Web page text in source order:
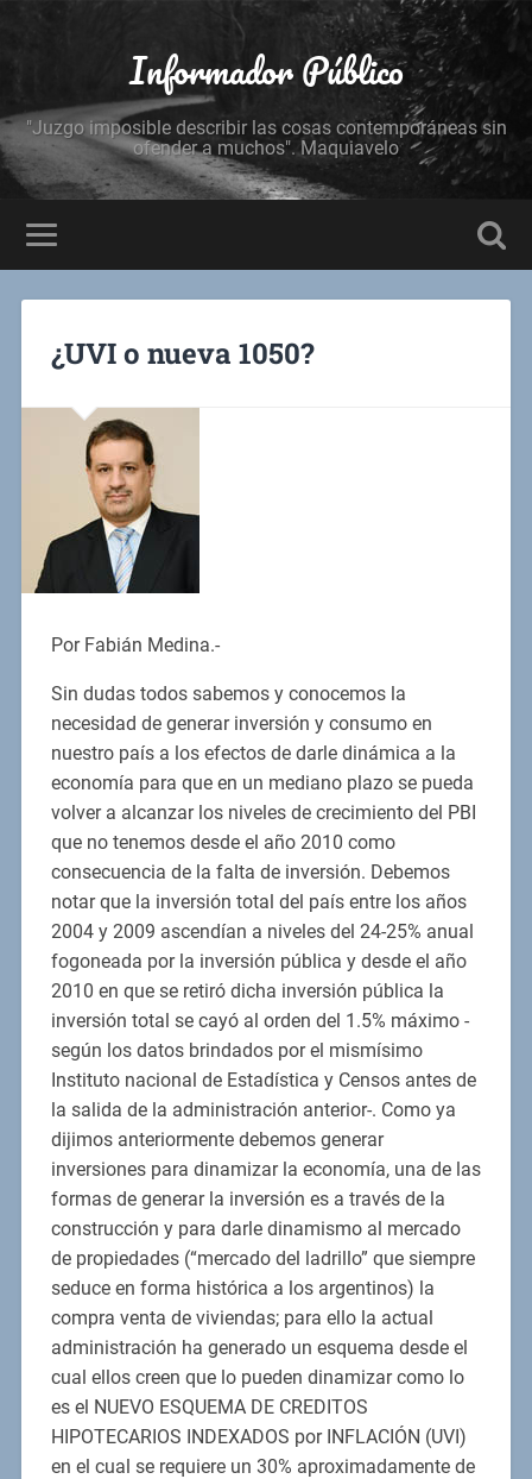
Informador Público
"Juzgo imposible describir las cosas contemporáneas sin
ofender a muchos". Maquiavelo
¿UVI o nueva 1050?
Por Fabián Medina.-
Sin dudas todos sabemos y conocemos la
necesidad de generar inversión y consumo en
nuestro país a los efectos de darle dinámica a la
economía para que en un mediano plazo se pueda
volver a alcanzar los niveles de crecimiento del PBI
que no tenemos desde el año 2010 como
consecuencia de la falta de inversión. Debemos
notar que la inversión total del país entre los años
2004 y 2009 ascendían a niveles del 24-25% anual
fogoneada por la inversión pública y desde el año
2010 en que se retiró dicha inversión pública la
inversión total se cayó al orden del 1.5% máximo -
según los datos brindados por el mismísimo
Instituto nacional de Estadística y Censos antes de
la salida de la administración anterior-. Como ya
dijimos anteriormente debemos generar
inversiones para dinamizar la economía, una de las
formas de generar la inversión es a través de la
construcción y para darle dinamismo al mercado
de propiedades (“mercado del ladrillo” que siempre
seduce en forma histórica a los argentinos) la
compra venta de viviendas; para ello la actual
administración ha generado un esquema desde el
cual ellos creen que lo pueden dinamizar como lo
es el NUEVO ESQUEMA DE CREDITOS
HIPOTECARIOS INDEXADOS por INFLACIÓN (UVI)
en el cual se requiere un 30% aproximadamente de